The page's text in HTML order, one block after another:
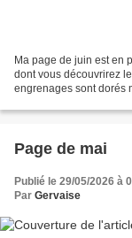
Ma page de juin est en
dont vous découvrirez
engrenages sont dorés
Page de mai
Publié le 29/05/2026 à
Par Gervaise